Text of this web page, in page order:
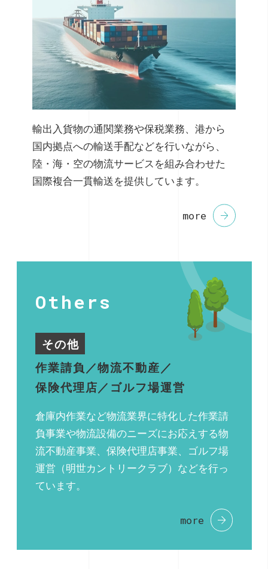
輸出入貨物の通関業務や保税業務、港から
国内拠点への輸送手配などを行いながら、
陸・海・空の物流サービスを組み合わせた
国際複合一貫輸送を提供しています。
more
Others
その他
作業請負／物流不動産／
保険代理店／ゴルフ場運営
倉庫内作業など物流業界に特化した作業請
負事業や物流設備のニーズにお応えする物
流不動産事業、保険代理店事業、ゴルフ場
運営（明世カントリークラブ）などを行っ
ています。
more